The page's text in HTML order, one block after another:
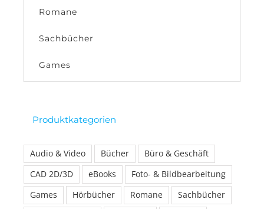
Romane
Sachbücher
Games
Produktkategorien
Audio & Video Bücher
Büro & Geschäft
CAD 2D/3D
eBooks
Foto- & Bildbearbeitung
Games
Hörbücher Romane
Sachbücher